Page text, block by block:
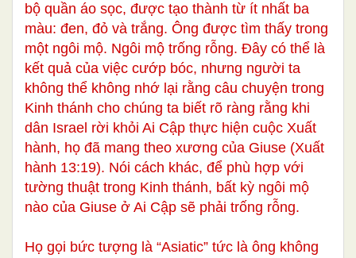
bộ quần áo sọc, được tạo thành từ ít nhất ba
màu: đen, đỏ và trắng. Ông được tìm thấy trong
một ngôi mộ. Ngôi mộ trống rỗng. Đây có thể là
kết quả của việc cướp bóc, nhưng người ta
không thể không nhớ lại rằng câu chuyện trong
Kinh thánh cho chúng ta biết rõ ràng rằng khi
dân Israel rời khỏi Ai Cập thực hiện cuộc Xuất
hành, họ đã mang theo xương của Giuse (Xuất
hành 13:19). Nói cách khác, để phù hợp với
tường thuật trong Kinh thánh, bất kỳ ngôi mộ
nào của Giuse ở Ai Cập sẽ phải trống rỗng.
Họ gọi bức tượng là “Asiatic” tức là ông không